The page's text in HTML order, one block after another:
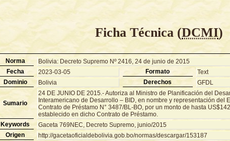
Ficha Técnica (DCMI)
Norma
Bolivia: Decreto Supremo Nº 2416, 24 de junio de 2015
Fecha
2023-03-05 Formato Text
Dominio
Bolivia Derechos GFDL
Sumario
24 DE JUNIO DE 2015.- Autoriza al Ministro de Planificación del
Interamericano de Desarrollo – BID, en nombre y representación del
Contrato de Préstamo N° 3487/BL-BO, por un monto de hasta
establecido en dicho Contrato de Préstamo.
Keywords
Gaceta 769NEC, Decreto Supremo, junio/2015
Origen
http://gacetaoficialdebolivia.gob.bo/normas/descargar/153187